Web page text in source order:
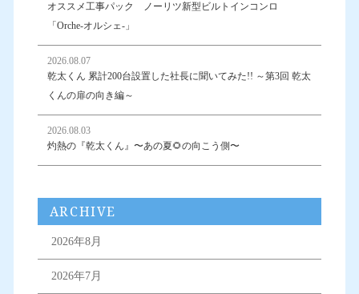
オススメ工事パック ノーリツ新型ビルトインコンロ
「Orche-オルシェ-」
2026.08.07
乾太くん 累計200台設置した社長に聞いてみた!! ～第3回 乾太
くんの扉の向き編～
2026.08.03
灼熱の『乾太くん』〜あの夏🌻の向こう側〜
ARCHIVE
2026年8月
2026年7月